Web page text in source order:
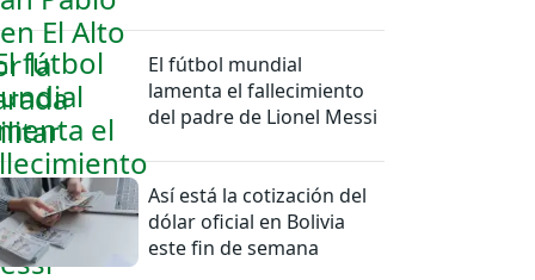
El fútbol mundial
lamenta el fallecimiento
del padre de Lionel Messi
Así está la cotización del
dólar oficial en Bolivia
este fin de semana